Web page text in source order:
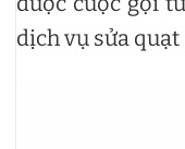
dịch vụ sửa quạt